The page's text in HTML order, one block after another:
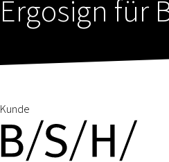
Ergosign für
Kunde